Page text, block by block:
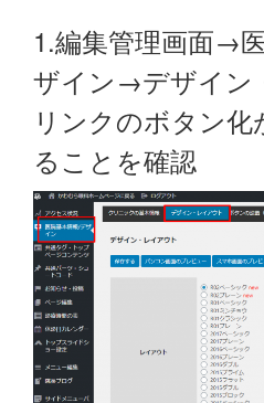
1.編集管理画面→
ザイン→デザイン
リンクのボタン
ることを確認